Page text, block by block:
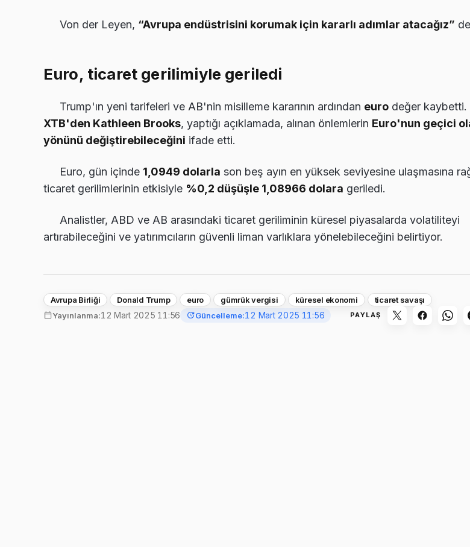
Von der Leyen, “Avrupa endüstrisini korumak için kararlı adımlar atacağız”
Euro, ticaret gerilimiyle geriledi
Trump'ın yeni tarifeleri ve AB'nin misilleme kararının ardından euro değer kaybetti.
XTB'den Kathleen Brooks, yaptığı açıklamada, alınan önlemlerin Euro'nun geçici
yönünü değiştirebileceğini ifade etti.
Euro, gün içinde 1,0949 dolarla son beş ayın en yüksek seviyesine ulaşmasına
ticaret gerilimlerinin etkisiyle %0,2 düşüşle 1,08966 dolara geriledi.
Analistler, ABD ve AB arasındaki ticaret geriliminin küresel piyasalarda volatiliteyi
artırabileceğini ve yatırımcıların güvenli liman varlıklara yönelebileceğini belirtiyor.
Avrupa Birliği Donald Trump euro gümrük vergisi küresel ekonomi
ticaret savaşı
Yayınlanma:12 Mart 2025 11:56 Güncelleme:12 Mart 2025 11:56 PAYLAŞ